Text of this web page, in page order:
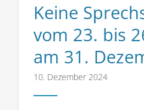
Keine
vom 23. bis
am 31.
10. Dezember 2024